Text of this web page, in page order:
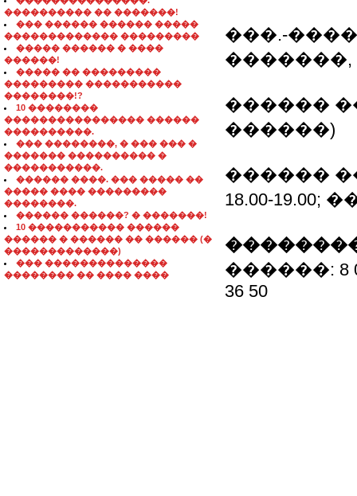
���������� �� �������!
��� ������ ������ �����
������������� ���������
����� ������ � ����
������!
����� �� ���������
��������� �����������
��������!?
10 ��������
���������������� ������
����������.
��� ��������, � ��� ��� �
������� ���������� �
�����������.
������ ����. ��� ����� ��
����� ���� ���������
��������.
������ ������? � �������!
10 ����������� ������
������ � ������ �� ������ (�
�������������)
��� ��������������
�������� �� ���� ����
���.-
������
������)
������
18.00-
������: 8 044
36 50